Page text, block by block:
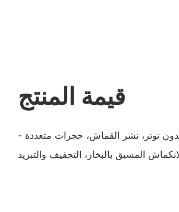
قيمة المنتج
- مميزات المنتج: وظيفة الاهتزاز، تحرير القماش تلقائيًا بدون توتر، نشر القماش، حجرات متعددة